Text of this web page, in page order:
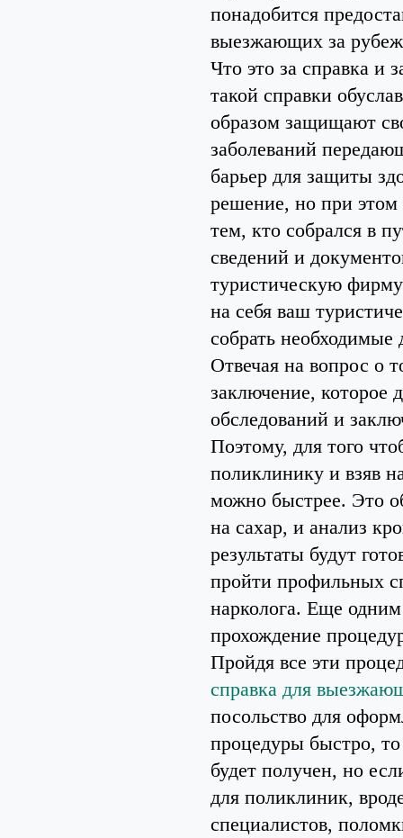
понадобится
выезжающих за
Что это за справка и
такой справки
образом защищают
заболеваний
барьер для защиты
решение, но при
тем, кто собрался в
сведений и
туристическую
на себя ваш
собрать необходимые
Отвечая на вопрос о
заключение, которое
обследований и
Поэтому, для того
поликлинику и взяв
можно быстрее. Это
на сахар, и анализ
результаты будут
пройти профильных
нарколога. Еще
прохождение
Пройдя все эти
справка для
посольство для
процедуры быстро,
будет получен, но
для поликлиник,
специалистов,